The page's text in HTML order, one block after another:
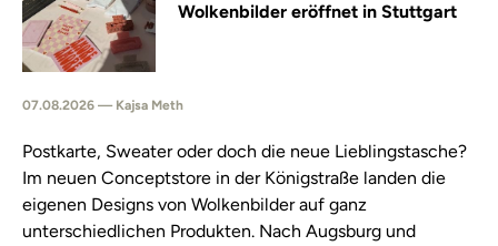
Wolkenbilder eröffnet in Stuttgart
07.08.2026 — Kajsa Meth
Postkarte, Sweater oder doch die neue Lieblingstasche?
Im neuen Conceptstore in der Königstraße landen die
eigenen Designs von Wolkenbilder auf ganz
unterschiedlichen Produkten. Nach Augsburg und